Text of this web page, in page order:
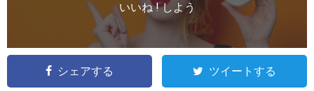
いいね ! しよう
シェアする ツイートする